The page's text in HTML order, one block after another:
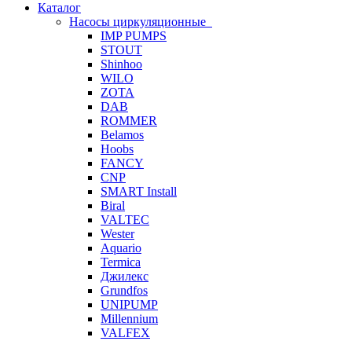
Каталог
Насосы циркуляционные
IMP PUMPS
STOUT
Shinhoo
WILO
ZOTA
DAB
ROMMER
Belamos
Hoobs
FANCY
CNP
SMART Install
Biral
VALTEC
Wester
Aquario
Termica
Джилекс
Grundfos
UNIPUMP
Millennium
VALFEX